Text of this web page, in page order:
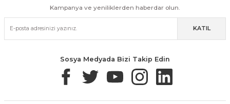
Güvenli Paketleme Taksit / Havale İle Alışveriş Kolay İade & Değişim
Kampanya ve yeniliklerden haberdar olun.
KATIL
Sosya Medyada Bizi Takip Edin